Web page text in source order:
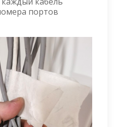
портов